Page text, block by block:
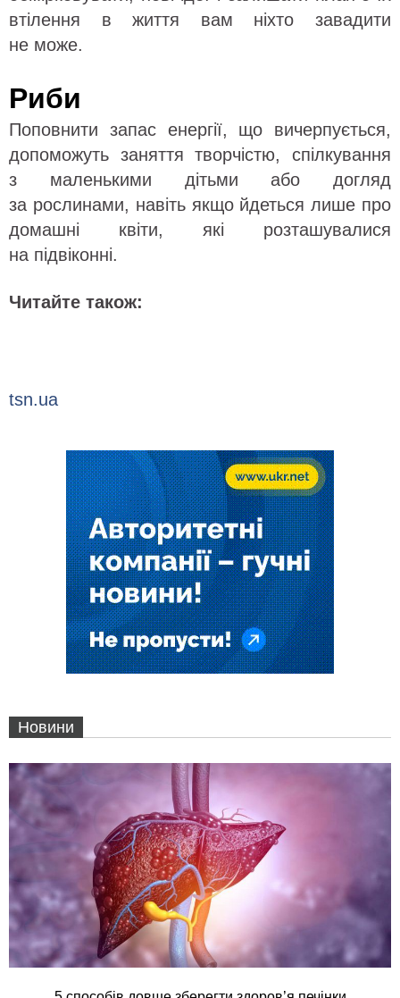
втілення в життя вам ніхто завадити
не може.
Риби
Поповнити запас енергії, що вичерпується,
допоможуть заняття творчістю, спілкування
з маленькими дітьми або догляд
за рослинами, навіть якщо йдеться лише про
домашні квіти, які розташувалися
на підвіконні.
Читайте також:
tsn.ua
Новини